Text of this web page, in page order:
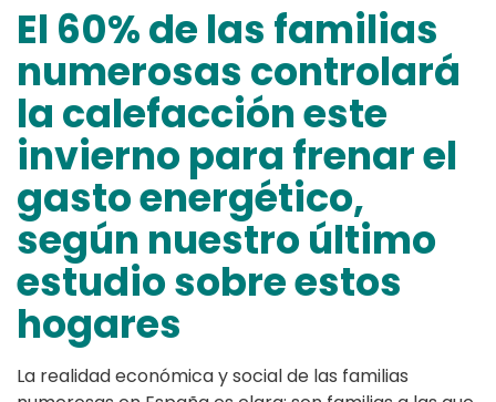
El 60% de las familias
numerosas controlará
la calefacción este
invierno para frenar el
gasto energético,
según nuestro último
estudio sobre estos
hogares
La realidad económica y social de las familias